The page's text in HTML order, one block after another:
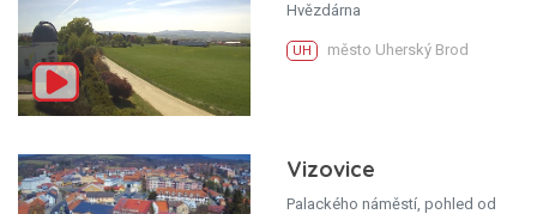
Hvězdárna
UH město Uherský Brod
Vizovice
Palackého náměstí, pohled od